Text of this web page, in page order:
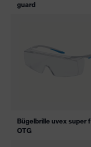
guard
Bügelbrille uvex super f
OTG